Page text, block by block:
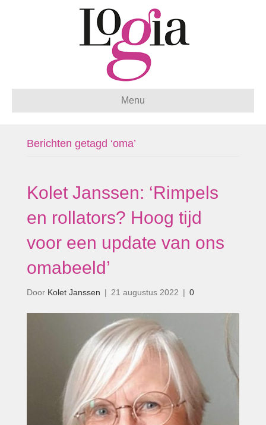
Menu
Berichten getagd ‘oma’
Kolet Janssen: ‘Rimpels
en rollators? Hoog tijd
voor een update van ons
omabeeld’
Door Kolet Janssen | 21 augustus 2022 | 0